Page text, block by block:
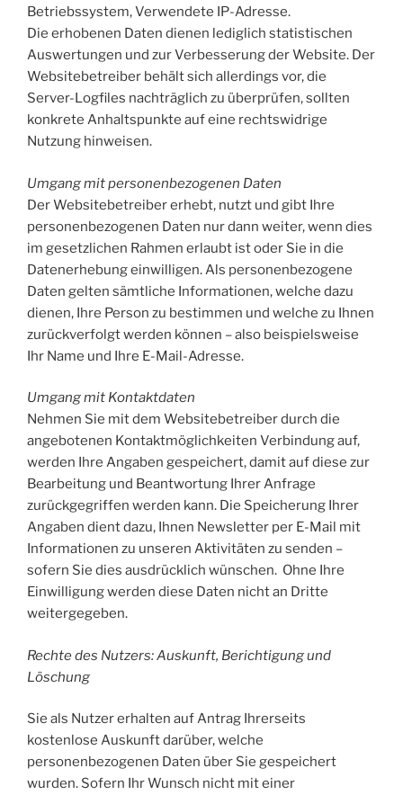
Betriebssystem, Verwendete IP-Adresse.
Die erhobenen Daten dienen lediglich statistischen
Auswertungen und zur Verbesserung der Website. Der
Websitebetreiber behält sich allerdings vor, die
Server-Logfiles nachträglich zu überprüfen, sollten
konkrete Anhaltspunkte auf eine rechtswidrige
Nutzung hinweisen.
Umgang mit personenbezogenen Daten
Der Websitebetreiber erhebt, nutzt und gibt Ihre
personenbezogenen Daten nur dann weiter, wenn dies
im gesetzlichen Rahmen erlaubt ist oder Sie in die
Datenerhebung einwilligen. Als personenbezogene
Daten gelten sämtliche Informationen, welche dazu
dienen, Ihre Person zu bestimmen und welche zu Ihnen
zurückverfolgt werden können – also beispielsweise
Ihr Name und Ihre E-Mail-Adresse.
Umgang mit Kontaktdaten
Nehmen Sie mit dem Websitebetreiber durch die
angebotenen Kontaktmöglichkeiten Verbindung auf,
werden Ihre Angaben gespeichert, damit auf diese zur
Bearbeitung und Beantwortung Ihrer Anfrage
zurückgegriffen werden kann. Die Speicherung Ihrer
Angaben dient dazu, Ihnen Newsletter per E-Mail mit
Informationen zu unseren Aktivitäten zu senden –
sofern Sie dies ausdrücklich wünschen. Ohne Ihre
Einwilligung werden diese Daten nicht an Dritte
weitergegeben.
Rechte des Nutzers: Auskunft, Berichtigung und
Löschung
Sie als Nutzer erhalten auf Antrag Ihrerseits
kostenlose Auskunft darüber, welche
personenbezogenen Daten über Sie gespeichert
wurden. Sofern Ihr Wunsch nicht mit einer